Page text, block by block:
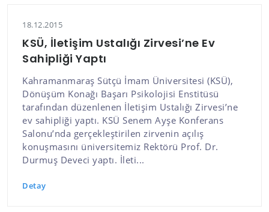
18.12.2015
KSÜ, İletişim Ustalığı Zirvesi’ne Ev
Sahipliği Yaptı
Kahramanmaraş Sütçü İmam Üniversitesi (KSÜ),
Dönüşüm Konağı Başarı Psikolojisi Enstitüsü
tarafından düzenlenen İletişim Ustalığı Zirvesi’ne
ev sahipliği yaptı. KSÜ Senem Ayşe Konferans
Salonu’nda gerçekleştirilen zirvenin açılış
konuşmasını üniversitemiz Rektörü Prof. Dr.
Durmuş Deveci yaptı. İleti...
Detay